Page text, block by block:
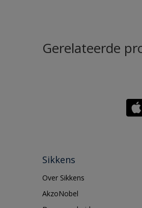
Gerelateerde
Sikkens
Over Sikkens
AkzoNobel